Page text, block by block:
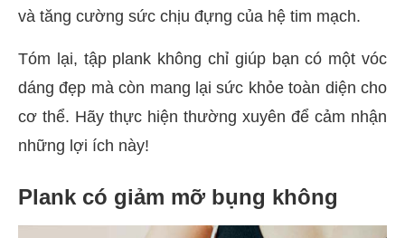
và tăng cường sức chịu đựng của hệ tim mạch.
Tóm lại, tập plank không chỉ giúp bạn có một vóc
dáng đẹp mà còn mang lại sức khỏe toàn diện cho
cơ thể. Hãy thực hiện thường xuyên để cảm nhận
những lợi ích này!
Plank có giảm mỡ bụng không